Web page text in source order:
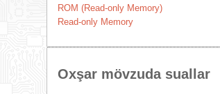
ROM (Read-only Memory)
Read-only Memory
Oxşar mövzuda suallar